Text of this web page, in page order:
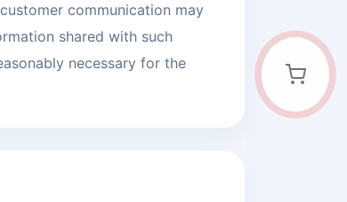
communication may
shared with such
necessary for the